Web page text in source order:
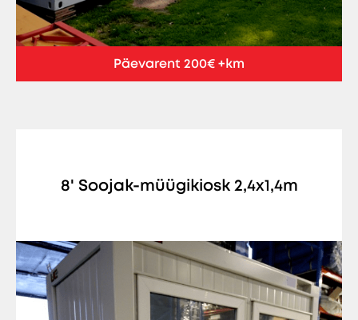
Päevarent 200€ +km
8' Soojak-müügikiosk 2,4x1,4m